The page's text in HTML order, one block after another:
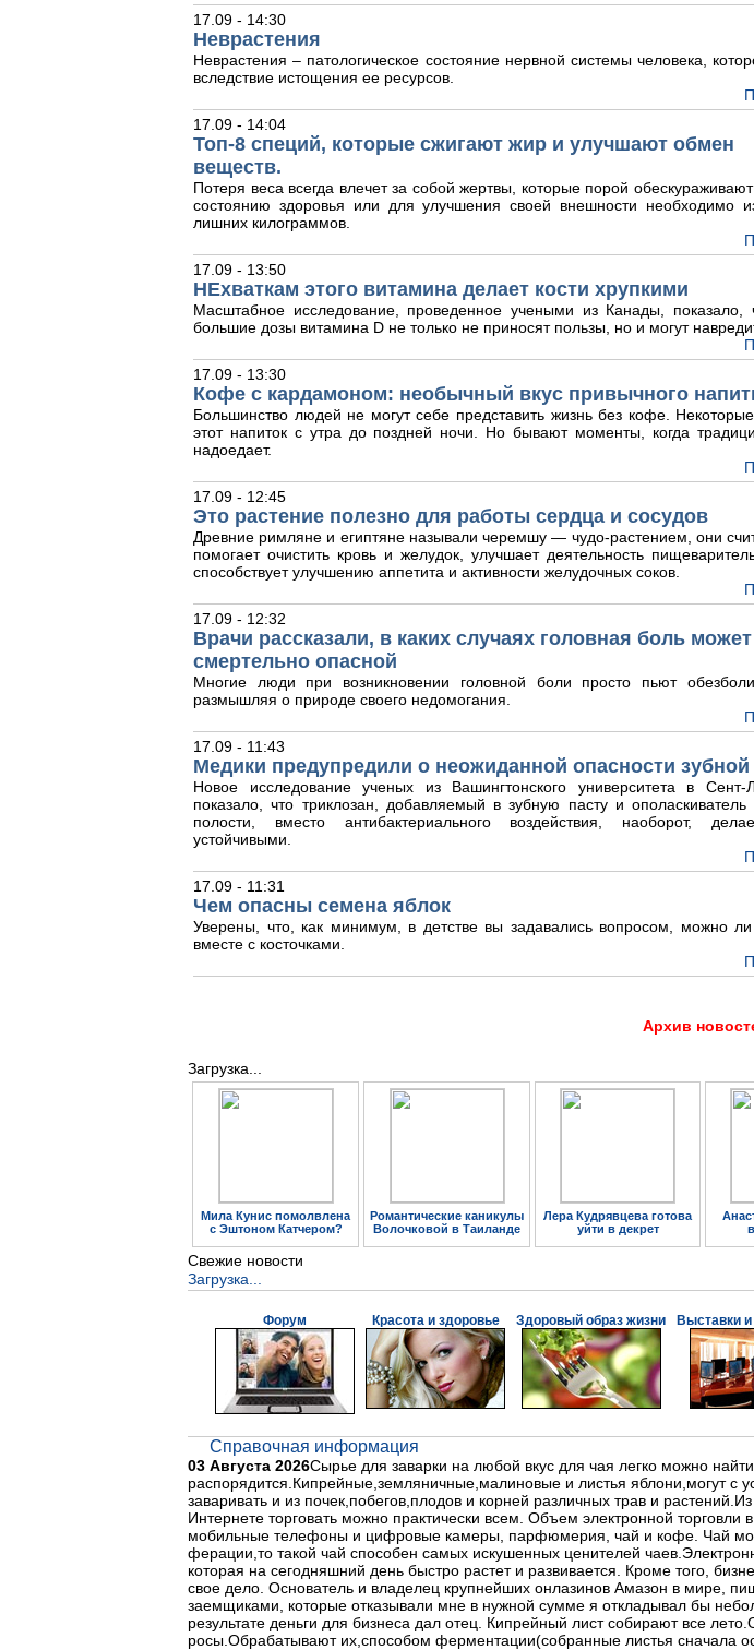
17.09 - 14:30
Неврастения
Неврастения – патологическое состояние нервной системы человека,
вследствие истощения ее ресурсов.
17.09 - 14:04
Топ-8 специй, которые сжигают жир и улучшают обмен
веществ.
Потеря веса всегда влечет за собой жертвы, которые порой
состоянию здоровья или для улучшения своей внешности необходимо
лишних килограммов.
17.09 - 13:50
НЕхваткам этого витамина делает кости хрупкими
Масштабное исследование, проведенное учеными из Канады, показало,
большие дозы витамина D не только не приносят пользы, но и могут
17.09 - 13:30
Кофе с кардамоном: необычный вкус привычного
Большинство людей не могут себе представить жизнь без кофе.
этот напиток с утра до поздней ночи. Но бывают моменты, когда
надоедает.
17.09 - 12:45
Это растение полезно для работы сердца и сосудов
Древние римляне и египтяне называли черемшу — чудо-растением, они
помогает очистить кровь и желудок, улучшает деятельность
способствует улучшению аппетита и активности желудочных соков.
17.09 - 12:32
Врачи рассказали, в каких случаях головная боль
смертельно опасной
Многие люди при возникновении головной боли просто пьют
размышляя о природе своего недомогания.
17.09 - 11:43
Медики предупредили о неожиданной опасности
Новое исследование ученых из Вашингтонского университета в
показало, что триклозан, добавляемый в зубную пасту и ополаскиватель
полости, вместо антибактериального воздействия, наоборот,
устойчивыми.
17.09 - 11:31
Чем опасны семена яблок
Уверены, что, как минимум, в детстве вы задавались вопросом, можно ли
вместе с косточками.
Архив
Загрузка...
Мила Кунис помолвлена
с Эштоном Катчером?
Романтические каникулы
Волочковой в Таиланде
Лера Кудрявцева готова
уйти в декрет
Свежие новости
Загрузка...
Форум Красота и здоровье Здоровый образ жизни Выставки
Справочная информация
03 Августа 2026Сырье для заварки на любой вкус для чая легко можно
распорядится.Кипрейные,земляничные,малиновые и листья яблони,могут
заваривать и из почек,побегов,плодов и корней различных трав и
Интернете торговать можно практически всем. Объем электронной
мобильные телефоны и цифровые камеры, парфюмерия, чай и кофе. Чай
ферации,то такой чай способен самых искушенных ценителей
которая на сегодняшний день быстро растет и развивается. Кроме того,
свое дело. Основатель и владелец крупнейших онлазинов Амазон в мире,
заемщиками, которые отказывали мне в нужной сумме я откладывал бы
результате деньги для бизнеса дал отец. Кипрейный лист собирают все
росы.Обрабатывают их,способом ферментации(собранные листья сначала